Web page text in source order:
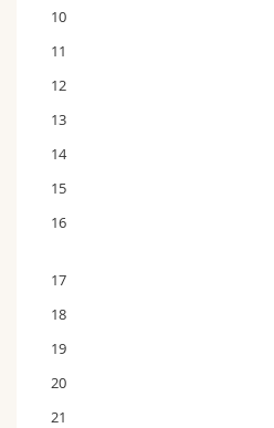
10
11
12
13
14
15
16
17
18
19
20
21